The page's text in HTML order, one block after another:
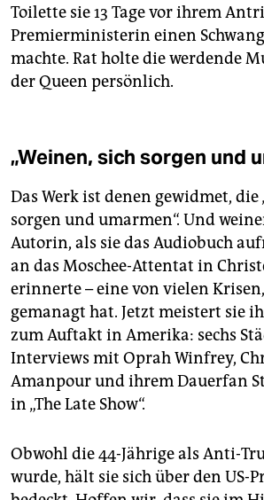
Toilette sie 13 Tage vor ihrem
Premierministerin einen
machte. Rat holte die werdende
der Queen persönlich.
„Weinen, sich sorgen und
Das Werk ist denen gewidmet, die
sorgen und umarmen“. Und
Autorin, als sie das Audiobuch
an das Moschee-Attentat in
erinnerte – eine von vielen
gemanagt hat. Jetzt meistert sie
zum Auftakt in Amerika: sechs
Interviews mit Oprah Winfrey,
Amanpour und ihrem Dauerfan
in „The Late Show“.
Obwohl die 44-Jährige als Anti-
wurde, hält sie sich über den US-